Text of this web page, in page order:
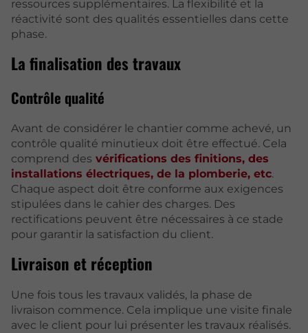
ressources supplémentaires. La flexibilité et la
réactivité sont des qualités essentielles dans cette
phase.
La finalisation des travaux
Contrôle qualité
Avant de considérer le chantier comme achevé, un
contrôle qualité minutieux doit être effectué. Cela
comprend des vérifications des finitions, des
installations électriques, de la plomberie, etc.
Chaque aspect doit être conforme aux exigences
stipulées dans le cahier des charges. Des
rectifications peuvent être nécessaires à ce stade
pour garantir la satisfaction du client.
Livraison et réception
Une fois tous les travaux validés, la phase de
livraison commence. Cela implique une visite finale
avec le client pour lui présenter les travaux réalisés.